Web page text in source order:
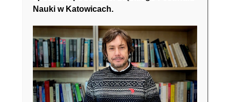
Nauki w Katowicach.